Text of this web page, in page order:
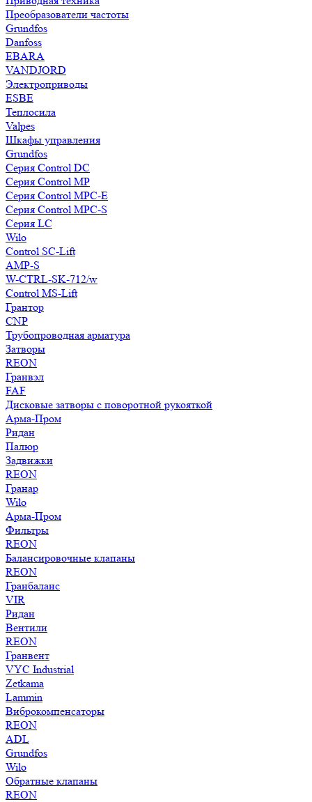
Преобразователи частоты
Grundfos
Danfoss
EBARA
VANDJORD
Электроприводы
ESBE
Теплосила
Valpes
Шкафы управления
Grundfos
Серия Control DC
Серия Control MP
Серия Control MPC-E
Серия Control MPC-S
Серия LC
Wilo
Control SC-Lift
AMP-S
W-CTRL-SK-712/w
Control MS-Lift
Грантор
CNP
Трубопроводная арматура
Затворы
REON
Гранвэл
FAF
Дисковые затворы с поворотной рукояткой
Арма-Пром
Ридан
Палюр
Задвижки
REON
Гранар
Wilo
Арма-Пром
Фильтры
REON
Балансировочные клапаны
REON
Гранбаланс
VIR
Ридан
Вентили
REON
Гранвент
VYC Industrial
Zetkama
Lammin
Виброкомпенсаторы
REON
ADL
Grundfos
Wilo
Обратные клапаны
REON